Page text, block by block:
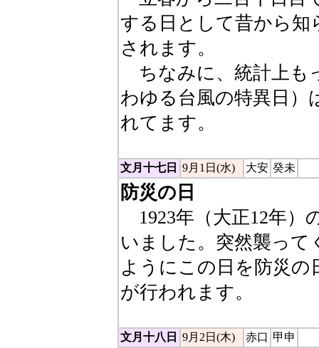
する日として昔から知
されます。
ちなみに、統計上も
わゆる台風の特異日）
れてます。
文月十七日 9月1日(水) 大安 癸未
防災の日
1923年（大正12年）
いました。突然襲っ
ようにこの日を防災の
が行われます。
文月十八日 9月2日(木) 赤口 甲申